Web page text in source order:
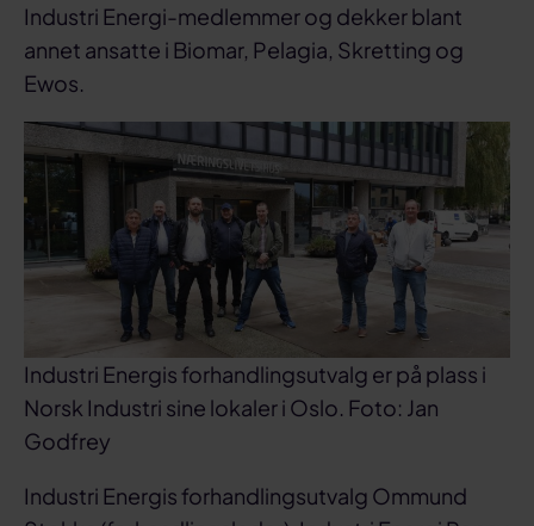
Industri Energi-medlemmer og dekker blant
annet ansatte i Biomar, Pelagia, Skretting og
Ewos.
Industri Energis forhandlingsutvalg er på plass i
Norsk Industri sine lokaler i Oslo. Foto: Jan
Godfrey
Industri Energis forhandlingsutvalg Ommund